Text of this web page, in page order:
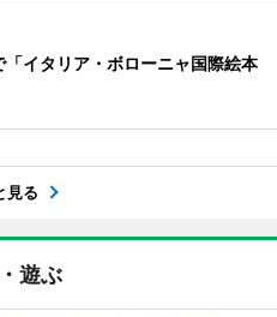
イタリア・ボローニャ国際絵本
見る
遊ぶ